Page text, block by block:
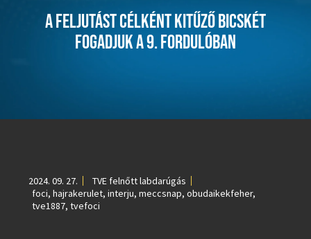
A FELJUTÁST CÉLKÉNT KITŰZŐ BICSKÉT
FOGADJUK A 9. FORDULÓBAN
2024. 09. 27.
TVE felnőtt labdarúgás
foci, hajrakerulet, interju, meccsnap, obudaikekfeher,
tve1887, tvefoci